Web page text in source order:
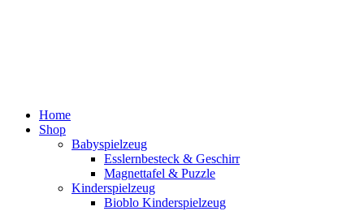
Home
Shop
Babyspielzeug
Esslernbesteck & Geschirr
Magnettafel & Puzzle
Kinderspielzeug
Bioblo Kinderspielzeug